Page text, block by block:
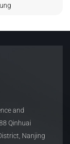
and
Qinhuai
Nanjing